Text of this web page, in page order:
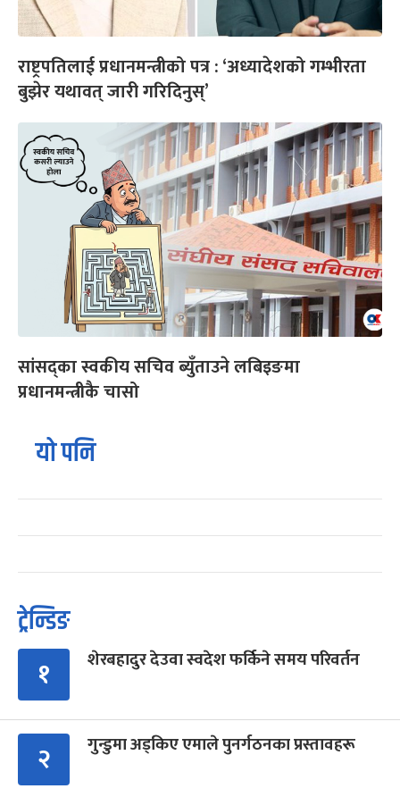
राष्ट्रपतिलाई प्रधानमन्त्रीको पत्र : ‘अध्यादेशको गम्भीरता
बुझेर यथावत् जारी गरिदिनुस्’
सांसद्का स्वकीय सचिव ब्युँताउने लबिइङमा
प्रधानमन्त्रीकै चासो
यो पनि
ट्रेन्डिङ
१ शेरबहादुर देउवा स्वदेश फर्किने समय परिवर्तन
२ गुन्डुमा अड्किए एमाले पुनर्गठनका प्रस्तावहरू